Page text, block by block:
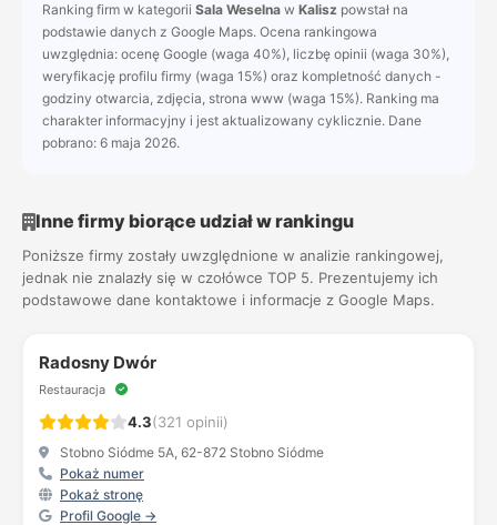
Ranking firm w kategorii Sala Weselna w Kalisz powstał na
podstawie danych z Google Maps. Ocena rankingowa
uwzględnia: ocenę Google (waga 40%), liczbę opinii (waga 30%),
weryfikację profilu firmy (waga 15%) oraz kompletność danych -
godziny otwarcia, zdjęcia, strona www (waga 15%). Ranking ma
charakter informacyjny i jest aktualizowany cyklicznie. Dane
pobrano: 6 maja 2026.
Inne firmy biorące udział w rankingu
Poniższe firmy zostały uwzględnione w analizie rankingowej,
jednak nie znalazły się w czołówce TOP 5. Prezentujemy ich
podstawowe dane kontaktowe i informacje z Google Maps.
Radosny Dwór
Restauracja
4.3(321 opinii)
Stobno Siódme 5A, 62-872 Stobno Siódme
Pokaż numer
Pokaż stronę
Profil Google →